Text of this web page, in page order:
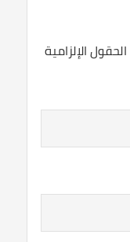
الحقول الإلزامية